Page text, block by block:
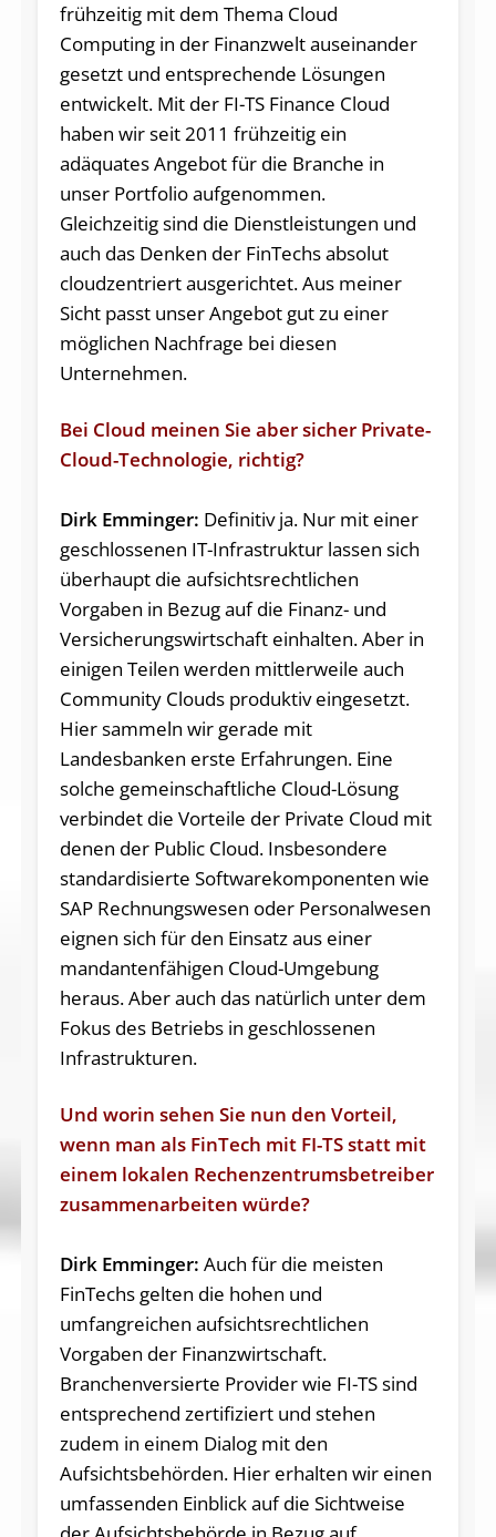
frühzeitig mit dem Thema Cloud
Computing in der Finanzwelt auseinander
gesetzt und entsprechende Lösungen
entwickelt. Mit der FI-TS Finance Cloud
haben wir seit 2011 frühzeitig ein
adäquates Angebot für die Branche in
unser Portfolio aufgenommen.
Gleichzeitig sind die Dienstleistungen und
auch das Denken der FinTechs absolut
cloudzentriert ausgerichtet. Aus meiner
Sicht passt unser Angebot gut zu einer
möglichen Nachfrage bei diesen
Unternehmen.
Bei Cloud meinen Sie aber sicher Private-
Cloud-Technologie, richtig?
Dirk Emminger: Definitiv ja. Nur mit einer
geschlossenen IT-Infrastruktur lassen sich
überhaupt die aufsichtsrechtlichen
Vorgaben in Bezug auf die Finanz- und
Versicherungswirtschaft einhalten. Aber in
einigen Teilen werden mittlerweile auch
Community Clouds produktiv eingesetzt.
Hier sammeln wir gerade mit
Landesbanken erste Erfahrungen. Eine
solche gemeinschaftliche Cloud-Lösung
verbindet die Vorteile der Private Cloud mit
denen der Public Cloud. Insbesondere
standardisierte Softwarekomponenten wie
SAP Rechnungswesen oder Personalwesen
eignen sich für den Einsatz aus einer
mandantenfähigen Cloud-Umgebung
heraus. Aber auch das natürlich unter dem
Fokus des Betriebs in geschlossenen
Infrastrukturen.
Und worin sehen Sie nun den Vorteil,
wenn man als FinTech mit FI-TS statt mit
einem lokalen Rechenzentrumsbetreiber
zusammenarbeiten würde?
Dirk Emminger: Auch für die meisten
FinTechs gelten die hohen und
umfangreichen aufsichtsrechtlichen
Vorgaben der Finanzwirtschaft.
Branchenversierte Provider wie FI-TS sind
entsprechend zertifiziert und stehen
zudem in einem Dialog mit den
Aufsichtsbehörden. Hier erhalten wir einen
umfassenden Einblick auf die Sichtweise